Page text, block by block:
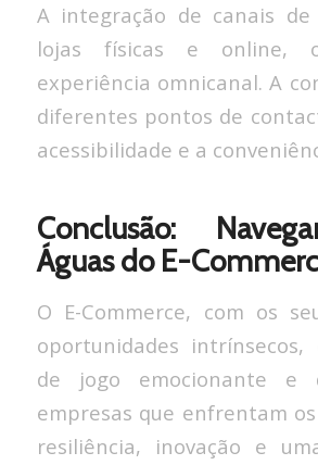
A integração de canais de
lojas físicas e online,
experiência omnicanal. A
diferentes pontos de
acessibilidade e a
Conclusão:
Águas do E-
O E-Commerce, com os
oportunidades
de jogo emocionante e
empresas que enfrentam
resiliência, inovação e